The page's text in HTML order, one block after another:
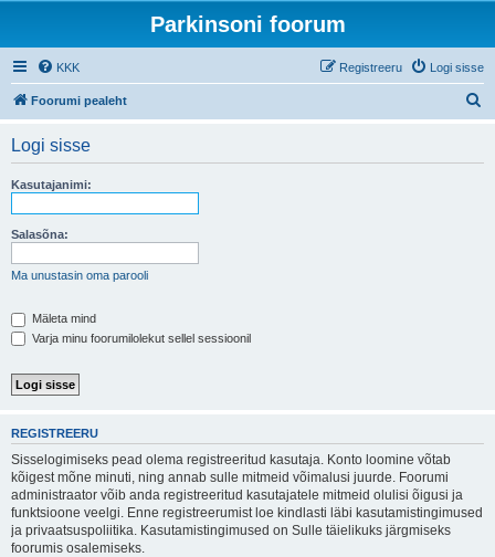
Parkinsoni foorum
KKK Logi sisse
Registreeru
Foorumi pealeht
Logi sisse
Kasutajanimi:
Salasõna:
Ma unustasin oma parooli
Mäleta mind
Varja minu foorumilolekut sellel sessioonil
REGISTREERU
Sisselogimiseks pead olema registreeritud kasutaja. Konto loomine võtab
kõigest mõne minuti, ning annab sulle mitmeid võimalusi juurde. Foorumi
administraator võib anda registreeritud kasutajatele mitmeid olulisi õigusi ja
funktsioone veelgi. Enne registreerumist loe kindlasti läbi kasutamistingimused
ja privaatsuspoliitika. Kasutamistingimused on Sulle täielikuks järgmiseks
foorumis osalemiseks.